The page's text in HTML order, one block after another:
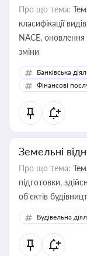
Про що тема:
класифікації
NACE,
зміни
Банківська
Фінансові
Земельні
Про що тема:
підготовки,
об’єктів
Будівельна